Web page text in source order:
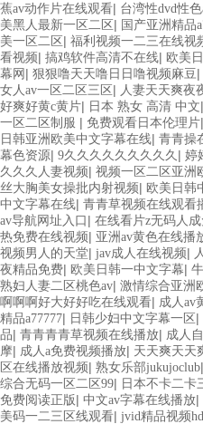
蕉av动作片在线观看| 台湾性dvd性
美黑人最新一区二区 | 国产亚洲精品
美一区二区 | 福利视频一二三在线视
看视频| 搞鸡软件高清不在线| 欧美
幕网 | 狠狠噜天天噜日日噜视频麻豆|
女人av一区二区三区 | 人妻天天爽夜
好爽好黄c黄片| 日本 熟女 高清 中文|
一区二区制服 | 免费观看日本伦理片|
日韩亚洲欧美中文字幕在线| 青青操
幕色资源| 9久久久久久久久久久 | 婷
久久久人妻视频| 视频一区二区亚洲
丝大胸美女操批内射视频| 欧美日韩
中文字幕在线| 青青草视频在线观看
av导航网址入口 | 在线看片z无码人
热免费在线视频| 亚洲av黄色在线播
视频男人的天堂| jav成人在线视频|
夜精品免费| 欧美日韩一中文字幕|
熟妇人妻二区桃色av| 激情综合亚洲
啊啊啊好大好好吃在线观看| 成人av
精品a77777| 日韩少妇中文字幕一区 |
品| 青青青青草视频在线播放| 成人
摩| 成人a免费视频播放| 天天爽天天
区在线播放视频| 熟女乐部jukujoclub|
综合无码一区二区99| 日本不卡二卡
免费阅读正版 | 中文av字幕在线播放|
美码一二三区线观看| jvid精品视频